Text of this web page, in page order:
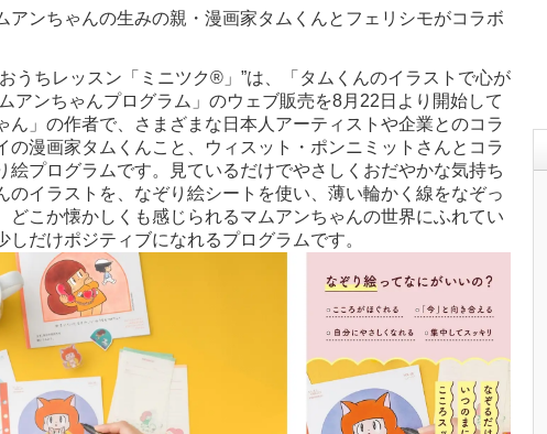
アンちゃんの生みの親・漫画家タムくんとフェリシモがコラボ
うちレッスン「ミニツク®」”は、「タムくんのイラストで心が
アンちゃんプログラム」のウェブ販売を8月22日より開始して
ん」の作者で、さまざまな日本人アーティストや企業とのコラ
の漫画家タムくんこと、ウィスット・ポンニミットさんとコラ
絵プログラムです。見ているだけでやさしくおだやかな気持ち
のイラストを、なぞり絵シートを使い、薄い輪かく線をなぞっ
どこか懐かしくも感じられるマムアンちゃんの世界にふれてい
しだけポジティブになれるプログラムです。